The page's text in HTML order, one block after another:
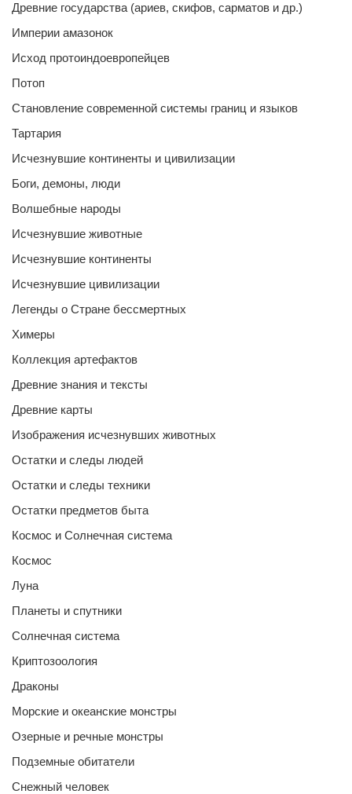
Древние государства (ариев, скифов, сарматов и др.)
Империи амазонок
Исход протоиндоевропейцев
Потоп
Становление современной системы границ и языков
Тартария
Исчезнувшие континенты и цивилизации
Боги, демоны, люди
Волшебные народы
Исчезнувшие животные
Исчезнувшие континенты
Исчезнувшие цивилизации
Легенды о Стране бессмертных
Химеры
Коллекция артефактов
Древние знания и тексты
Древние карты
Изображения исчезнувших животных
Остатки и следы людей
Остатки и следы техники
Остатки предметов быта
Космос и Солнечная система
Космос
Луна
Планеты и спутники
Солнечная система
Криптозоология
Драконы
Морские и океанские монстры
Озерные и речные монстры
Подземные обитатели
Снежный человек